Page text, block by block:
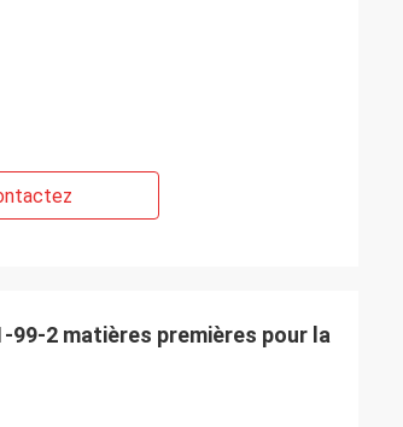
99-2 matières premières pour la